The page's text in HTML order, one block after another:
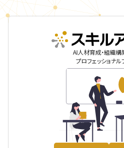
AI人材育成・組織
プロフェッショナル